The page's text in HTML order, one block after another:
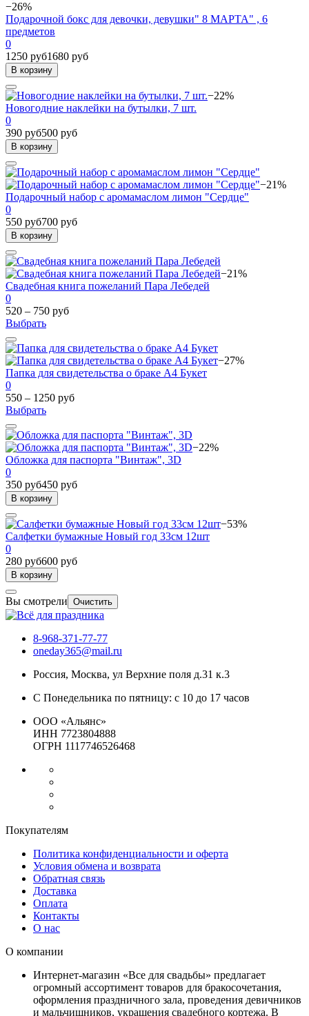
−26%
Подарочной бокс для девочки, девушки" 8 МАРТА" , 6
предметов
0
1250 руб1680 руб
В корзину
−22%
Новогодние наклейки на бутылки, 7 шт.
0
390 руб500 руб
В корзину
−21%
Подарочный набор с аромамаслом лимон "Сердце"
0
550 руб700 руб
В корзину
−21%
Свадебная книга пожеланий Пара Лебедей
0
520 – 750 руб
Выбрать
−27%
Папка для свидетельства о браке А4 Букет
0
550 – 1250 руб
Выбрать
−22%
Обложка для паспорта "Винтаж", 3D
0
350 руб450 руб
В корзину
−53%
Салфетки бумажные Новый год 33см 12шт
0
280 руб600 руб
В корзину
Вы смотрели Очистить
8-968-371-77-77
oneday365@mail.ru
Россия, Москва, ул Верхние поля д.31 к.3
С Понедельника по пятницу: с 10 до 17 часов
ООО «Альянс»
ИНН 7723804888
ОГРН 1117746526468
Покупателям
Политика конфиденциальности и оферта
Условия обмена и возврата
Обратная связь
Доставка
Оплата
Контакты
О нас
О компании
Интернет-магазин «Все для свадьбы» предлагает
огромный ассортимент товаров для бракосочетания,
оформления праздничного зала, проведения девичников
и мальчишников, украшения свадебного кортежа. В